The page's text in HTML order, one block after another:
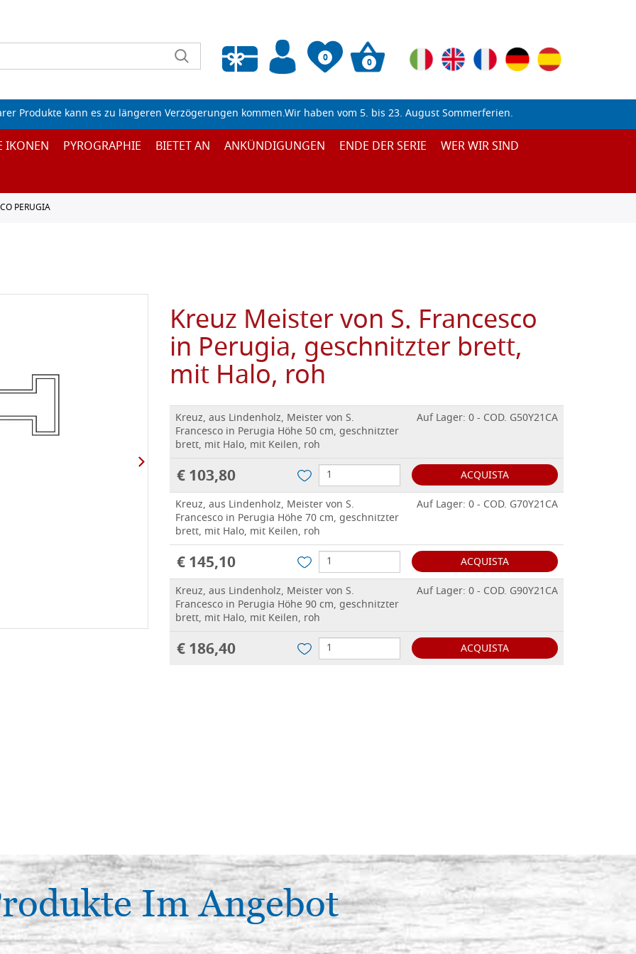
0
Wunschliste leeren
0
Produkte kann es zu längeren Verzögerungen kommen.Wir haben vom 5. bis 23. August Sommerferien.
IKONEN PYROGRAPHIE BIETET AN ANKÜNDIGUNGEN ENDE DER SERIE WER WIR SIND
PERUGIA
Kreuz Meister von S. Francesco
in Perugia, geschnitzter brett,
mit Halo, roh
Kreuz, aus Lindenholz, Meister von S.
Francesco in Perugia Höhe 50 cm, geschnitzter
brett, mit Halo, mit Keilen, roh
Auf Lager: 0 - COD. G50Y21CA
€ 103,80
ACQUISTA
Kreuz, aus Lindenholz, Meister von S.
Francesco in Perugia Höhe 70 cm, geschnitzter
brett, mit Halo, mit Keilen, roh
Auf Lager: 0 - COD. G70Y21CA
€ 145,10
ACQUISTA
Kreuz, aus Lindenholz, Meister von S.
Francesco in Perugia Höhe 90 cm, geschnitzter
brett, mit Halo, mit Keilen, roh
Auf Lager: 0 - COD. G90Y21CA
€ 186,40 ACQUISTA
Im Angebot